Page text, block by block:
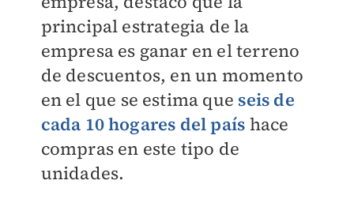
principal estrategia de la
empresa es ganar en el terreno
de descuentos, en un momento
en el que se estima que seis de
cada 10 hogares del país hace
compras en este tipo de
unidades.